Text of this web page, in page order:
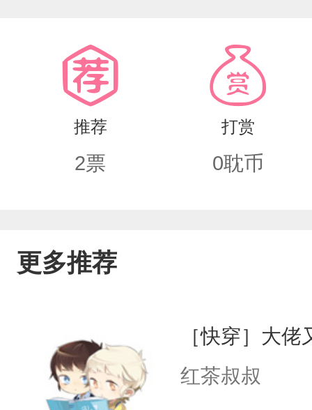
推荐
2票
打赏
0耽币
更多推荐
［快穿］大
红茶叔叔